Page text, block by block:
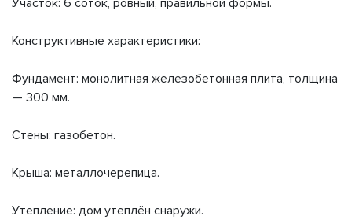
Участок: 6 соток, ровный, правильной формы.
Конструктивные характеристики:
Фундамент: монолитная железобетонная плита, толщина
— 300 мм.
Стены: газобетон.
Крыша: металлочерепица.
Утепление: дом утеплён снаружи.